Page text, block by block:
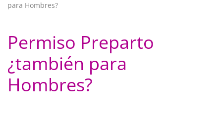
para Hombres?
Permiso Preparto
¿también para
Hombres?